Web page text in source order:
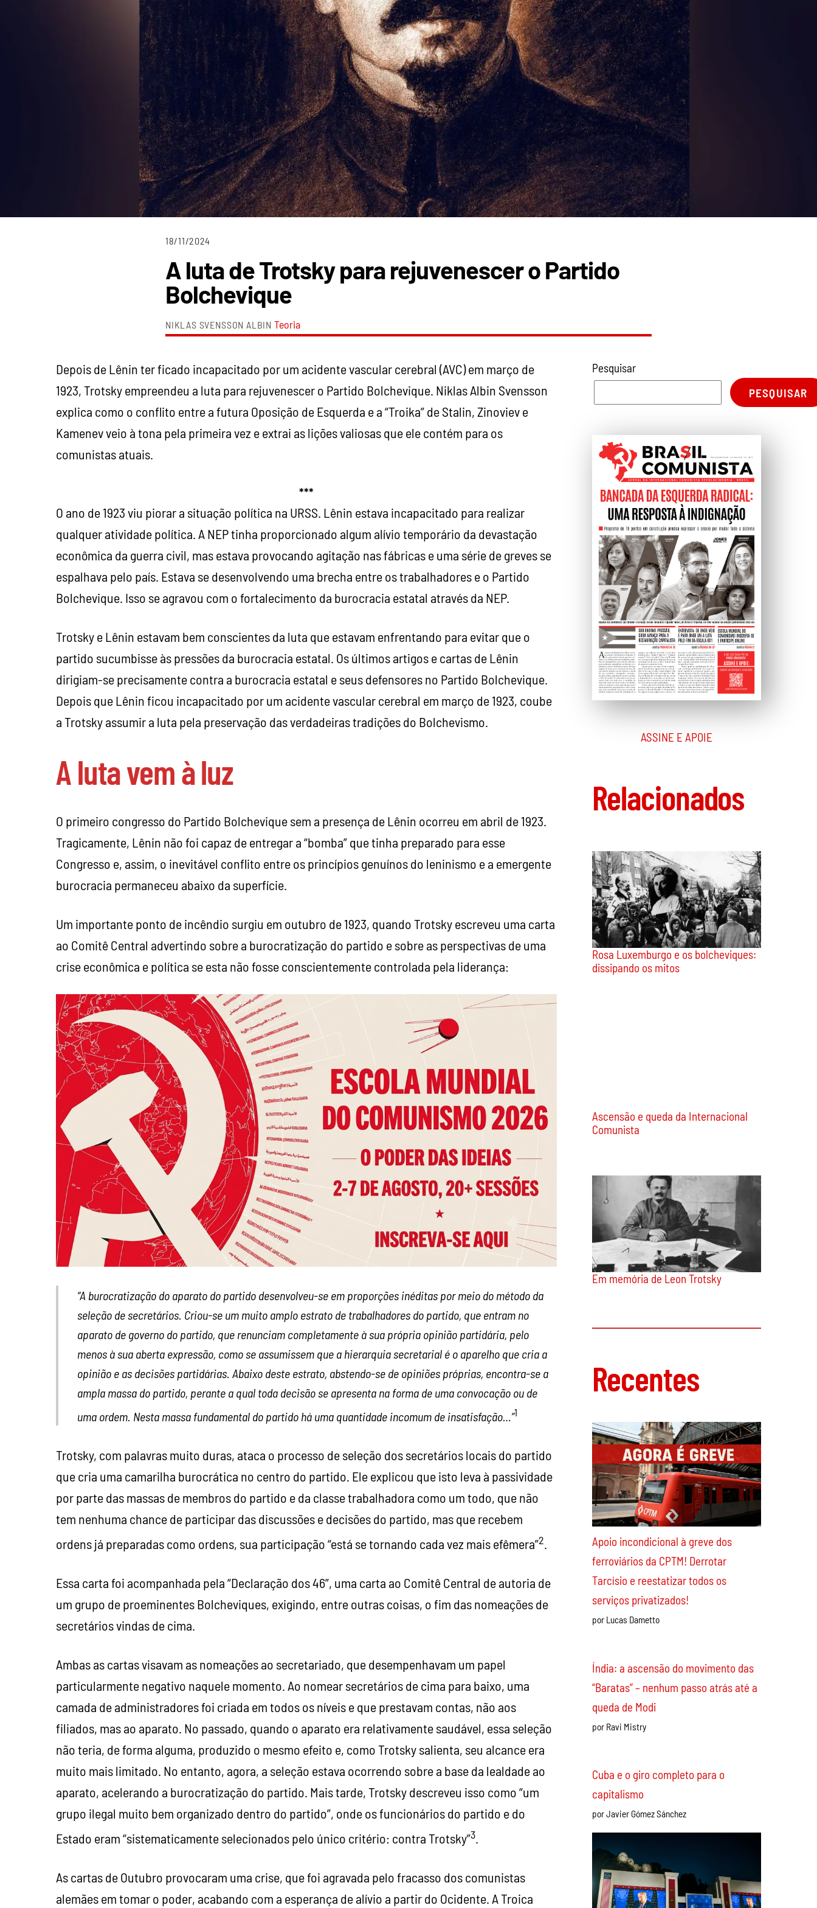
18/11/2024
A luta de Trotsky para rejuvenescer o Partido
Bolchevique
NIKLAS SVENSSON ALBIN Teoria
Depois de Lênin ter ficado incapacitado por um acidente vascular cerebral (AVC) em março de
1923, Trotsky empreendeu a luta para rejuvenescer o Partido Bolchevique. Niklas Albin Svensson
explica como o conflito entre a futura Oposição de Esquerda e a “Troika” de Stalin, Zinoviev e
Kamenev veio à tona pela primeira vez e extrai as lições valiosas que ele contém para os
comunistas atuais.
***
O ano de 1923 viu piorar a situação política na URSS. Lênin estava incapacitado para realizar
qualquer atividade política. A NEP tinha proporcionado algum alívio temporário da devastação
econômica da guerra civil, mas estava provocando agitação nas fábricas e uma série de greves se
espalhava pelo país. Estava se desenvolvendo uma brecha entre os trabalhadores e o Partido
Bolchevique. Isso se agravou com o fortalecimento da burocracia estatal através da NEP.
Trotsky e Lênin estavam bem conscientes da luta que estavam enfrentando para evitar que o
partido sucumbisse às pressões da burocracia estatal. Os últimos artigos e cartas de Lênin
dirigiam-se precisamente contra a burocracia estatal e seus defensores no Partido Bolchevique.
Depois que Lênin ficou incapacitado por um acidente vascular cerebral em março de 1923, coube
a Trotsky assumir a luta pela preservação das verdadeiras tradições do Bolchevismo.
A luta vem à luz
O primeiro congresso do Partido Bolchevique sem a presença de Lênin ocorreu em abril de 1923.
Tragicamente, Lênin não foi capaz de entregar a “bomba” que tinha preparado para esse
Congresso e, assim, o inevitável conflito entre os princípios genuínos do leninismo e a emergente
burocracia permaneceu abaixo da superfície.
Um importante ponto de incêndio surgiu em outubro de 1923, quando Trotsky escreveu uma carta
ao Comitê Central advertindo sobre a burocratização do partido e sobre as perspectivas de uma
crise econômica e política se esta não fosse conscientemente controlada pela liderança:
“A burocratização do aparato do partido desenvolveu-se em proporções inéditas por meio do método da
seleção de secretários. Criou-se um muito amplo estrato de trabalhadores do partido, que entram no
aparato de governo do partido, que renunciam completamente à sua própria opinião partidária, pelo
menos à sua aberta expressão, como se assumissem que a hierarquia secretarial é o aparelho que cria a
opinião e as decisões partidárias. Abaixo deste estrato, abstendo-se de opiniões próprias, encontra-se a
ampla massa do partido, perante a qual toda decisão se apresenta na forma de uma convocação ou de
uma ordem. Nesta massa fundamental do partido há uma quantidade incomum de insatisfação…”1
Trotsky, com palavras muito duras, ataca o processo de seleção dos secretários locais do partido
que cria uma camarilha burocrática no centro do partido. Ele explicou que isto leva à passividade
por parte das massas de membros do partido e da classe trabalhadora como um todo, que não
tem nenhuma chance de participar das discussões e decisões do partido, mas que recebem
ordens já preparadas como ordens, sua participação “está se tornando cada vez mais efêmera”2.
Essa carta foi acompanhada pela “Declaração dos 46”, uma carta ao Comitê Central de autoria de
um grupo de proeminentes Bolcheviques, exigindo, entre outras coisas, o fim das nomeações de
secretários vindas de cima.
Ambas as cartas visavam as nomeações ao secretariado, que desempenhavam um papel
particularmente negativo naquele momento. Ao nomear secretários de cima para baixo, uma
camada de administradores foi criada em todos os níveis e que prestavam contas, não aos
filiados, mas ao aparato. No passado, quando o aparato era relativamente saudável, essa seleção
não teria, de forma alguma, produzido o mesmo efeito e, como Trotsky salienta, seu alcance era
muito mais limitado. No entanto, agora, a seleção estava ocorrendo sobre a base da lealdade ao
aparato, acelerando a burocratização do partido. Mais tarde, Trotsky descreveu isso como “um
grupo ilegal muito bem organizado dentro do partido”, onde os funcionários do partido e do
Estado eram “sistematicamente selecionados pelo único critério: contra Trotsky”3.
As cartas de Outubro provocaram uma crise, que foi agravada pelo fracasso dos comunistas
alemães em tomar o poder, acabando com a esperança de alívio a partir do Ocidente. A Troica
Pesquisar
PESQUISAR
ASSINE E APOIE
Relacionados
Rosa Luxemburgo e os bolcheviques:
dissipando os mitos
Ascensão e queda da Internacional
Comunista
Em memória de Leon Trotsky
Recentes
Apoio incondicional à greve dos
ferroviários da CPTM! Derrotar
Tarcísio e reestatizar todos os
serviços privatizados!
por Lucas Dametto
“Baratas” – nenhum passo atrás até a
queda de Modi